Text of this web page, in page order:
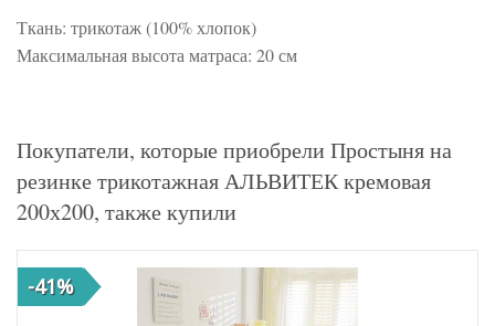
Ткань: трикотаж (100% хлопок)
Максимальная высота матраса: 20 см
Покупатели, которые приобрели Простыня на
резинке трикотажная АЛЬВИТЕК кремовая
200х200, также купили
-41%